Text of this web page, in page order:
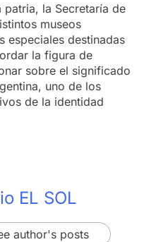
patria, la Secretaría de
museos
especiales destinadas
la figura de
sobre el significado
uno de los
de la identidad
EL SOL
author's posts